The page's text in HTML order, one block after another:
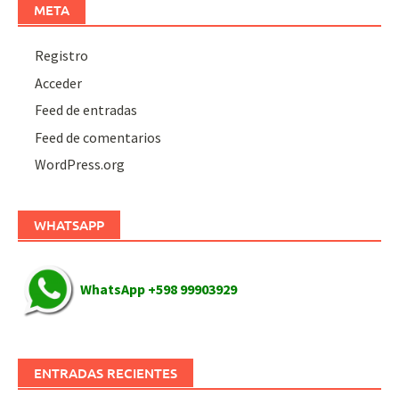
META
Registro
Acceder
Feed de entradas
Feed de comentarios
WordPress.org
WHATSAPP
WhatsApp +598 99903929
ENTRADAS RECIENTES